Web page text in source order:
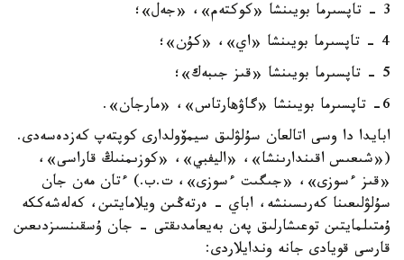
3 - تاپسىرما بويىنشا «كوكتەم»، «جەل»؛
4 - تاپسىرما بويىنشا «اي»، «كۇن»؛
5 - تاپسىرما بويىنشا «قىز جىبەك»؛
6- تاپسىرما بويىنشا «گاۋهارتاس»، «مارجان».
ابايدا دا وسى اتالعان سۇلۋلىق سيمۆولدارى كوپتەپ كەزدەسەدى.
(«شىعىس اقىندارىنشا»، «اليفبي»، «كوزىمنىڭ قاراسى»،
«قىز ءسوزى»، «جىگىت ءسوزى»، ت.ب.) ءتان مەن جان
سۇلۋلىعىنا كەرىسىنشە، اباي - ەرتەڭىن ويلامايتىن، كەلەشەككە
ۇمتىلمايتىن توعىشارلىق پەن بەيعامدىقتى - جان ۇسقىنسىزدىعىن
قارسى قويادى جانە وندايلاردى: